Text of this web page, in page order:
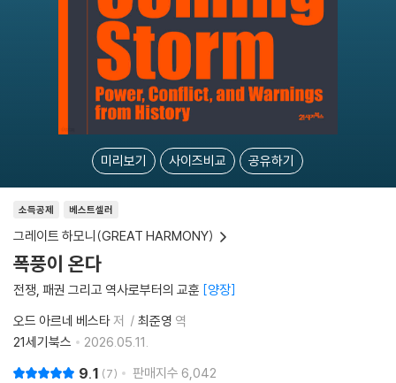
미리보기 사이즈비교 공유하기
소득공제 베스트셀러
그레이트 하모니(GREAT HARMONY)
폭풍이 온다
전쟁, 패권 그리고 역사로부터의 교훈 양장
오드 아르네 베스타저 최준영 역
21세기북스
2026.05.11.
9.1 7 판매지수 6,042